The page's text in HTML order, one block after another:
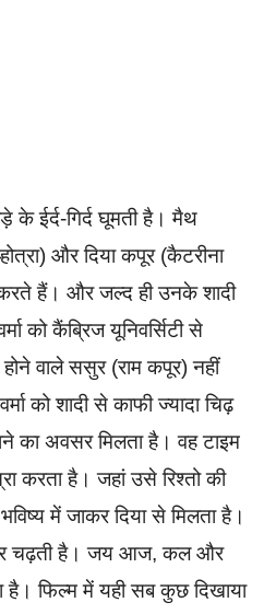
के ईर्द-गिर्द घूमती है। मैथ
और दिया कपूर (कैटरीना
हैं। और जल्द ही उनके शादी
को कैंब्रिज यूनिवर्सिटी से
वाले ससुर (राम कपूर) नहीं
को शादी से काफी ज्यादा चिढ़
का अवसर मिलता है। वह टाइम
करता है। जहां उसे रिश्तो की
में जाकर दिया से मिलता है।
चढ़ती है। जय आज, कल और
है। फिल्म में यही सब कुछ दिखाया